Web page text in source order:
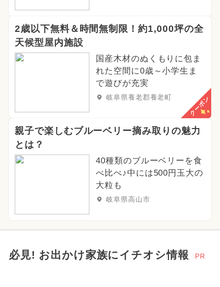
2歳以下無料＆時間無制限！約1,000坪の全
天候型屋内施設
国産木材のぬくもりに包ま
れた空間に0歳～小学生ま
で遊びが充実
岐阜県養老郡養老町 クーポン
親子で楽しむブルーベリー摘み取りの魅力
とは？
40種類のブルーベリーを食
べ比べ♪中には500円玉大の
大粒も
岐阜県高山市
必見! お出かけ家族にイチオシ情報 PR